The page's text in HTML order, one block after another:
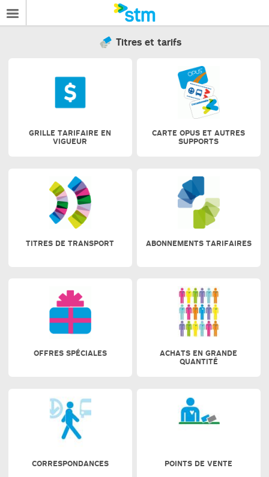
Titres et tarifs
GRILLE TARIFAIRE EN
VIGUEUR
CARTE OPUS ET AUTRES
SUPPORTS
TITRES DE TRANSPORT ABONNEMENTS TARIFAIRES
OFFRES SPÉCIALES
ACHATS EN GRANDE
QUANTITÉ
CORRESPONDANCES POINTS DE VENTE